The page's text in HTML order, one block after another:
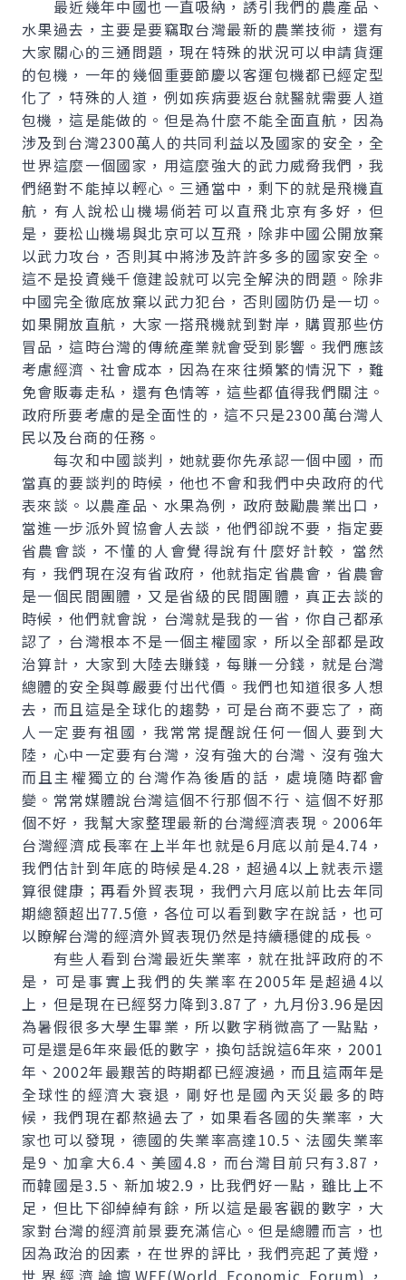
最近幾年中國也一直吸納，誘引我們的農產品、
水果過去，主要是要竊取台灣最新的農業技術，還有
大家關心的三通問題，現在特殊的狀況可以申請貨運
的包機，一年的幾個重要節慶以客運包機都已經定型
化了，特殊的人道，例如疾病要返台就醫就需要人道
包機，這是能做的。但是為什麼不能全面直航，因為
涉及到台灣2300萬人的共同利益以及國家的安全，全
世界這麼一個國家，用這麼強大的武力威脅我們，我
們絕對不能掉以輕心。三通當中，剩下的就是飛機直
航，有人說松山機場倘若可以直飛北京有多好，但
是，要松山機場與北京可以互飛，除非中國公開放棄
以武力攻台，否則其中將涉及許許多多的國家安全。
這不是投資幾千億建設就可以完全解決的問題。除非
中國完全徹底放棄以武力犯台，否則國防仍是一切。
如果開放直航，大家一搭飛機就到對岸，購買那些仿
冒品，這時台灣的傳統產業就會受到影響。我們應該
考慮經濟、社會成本，因為在來往頻繁的情況下，難
免會販毒走私，還有色情等，這些都值得我們關注。
政府所要考慮的是全面性的，這不只是2300萬台灣人
民以及台商的任務。
每次和中國談判，她就要你先承認一個中國，而
當真的要談判的時候，他也不會和我們中央政府的代
表來談。以農產品、水果為例，政府鼓勵農業出口，
當進一步派外貿協會人去談，他們卻說不要，指定要
省農會談，不懂的人會覺得說有什麼好計較，當然
有，我們現在沒有省政府，他就指定省農會，省農會
是一個民間團體，又是省級的民間團體，真正去談的
時候，他們就會說，台灣就是我的一省，你自己都承
認了，台灣根本不是一個主權國家，所以全部都是政
治算計，大家到大陸去賺錢，每賺一分錢，就是台灣
總體的安全與尊嚴要付出代價。我們也知道很多人想
去，而且這是全球化的趨勢，可是台商不要忘了，商
人一定要有祖國，我常常提醒說任何一個人要到大
陸，心中一定要有台灣，沒有強大的台灣、沒有強大
而且主權獨立的台灣作為後盾的話，處境隨時都會
變。常常媒體說台灣這個不行那個不行、這個不好那
個不好，我幫大家整理最新的台灣經濟表現。2006年
台灣經濟成長率在上半年也就是6月底以前是4.74，
我們估計到年底的時候是4.28，超過4以上就表示還
算很健康；再看外貿表現，我們六月底以前比去年同
期總額超出77.5億，各位可以看到數字在說話，也可
以瞭解台灣的經濟外貿表現仍然是持續穩健的成長。
有些人看到台灣最近失業率，就在批評政府的不
是，可是事實上我們的失業率在2005年是超過4以
上，但是現在已經努力降到3.87了，九月份3.96是因
為暑假很多大學生畢業，所以數字稍微高了一點點，
可是還是6年來最低的數字，換句話說這6年來，2001
年、2002年最艱苦的時期都已經渡過，而且這兩年是
全球性的經濟大衰退，剛好也是國內天災最多的時
候，我們現在都熬過去了，如果看各國的失業率，大
家也可以發現，德國的失業率高達10.5、法國失業率
是9、加拿大6.4、美國4.8，而台灣目前只有3.87，
而韓國是3.5、新加坡2.9，比我們好一點，雖比上不
足，但比下卻綽綽有餘，所以這是最客觀的數字，大
家對台灣的經濟前景要充滿信心。但是總體而言，也
因為政治的因素，在世界的評比，我們亮起了黃燈，
世界經濟論壇WEF(World Economic Forum)，